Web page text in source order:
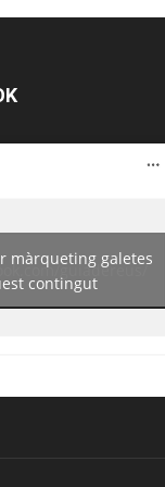
guiadereus/
màrqueting galetes
contingut